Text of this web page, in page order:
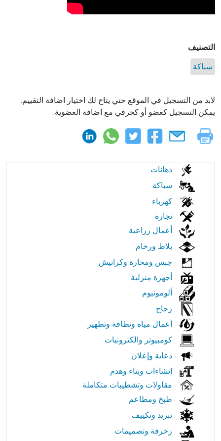
التصنيف
سباكة
لابد من التسجيل في الموقع حتي يتاح لك اختيار اضافة التقييم.
يمكن التسجيل كعضو أو كحرفي مع اضافة العضوية.
الابحار
النت
دهانات
سباكة
كهرباء
نجارة
أعمال زراعية
بلاط ورخام
جبس ومحارة وكرانيش
أجهزة منزلية
ألومونيوم
زجاج
أعمال مياه ونظافة وتطهير
كومبيوتر والكترونيات
دعاية وإعلان
إنشاءات وبناء وهدم
مقاولات وتشطيبات متكاملة
طبخ ومطاعم
تبريد وتكييف
زخرفة وتصميمات